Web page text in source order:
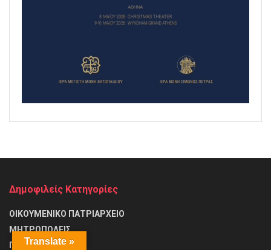
Δημοφιλείς Κατηγορίες
ΟΙΚΟΥΜΕΝΙΚΟ ΠΑΤΡΙΑΡΧΕΙΟ
ΜΗΤΡΟΠΟΛΕΙΣ
ΠΑΤΡΙΑΡΧΕΙΑ
Translate »